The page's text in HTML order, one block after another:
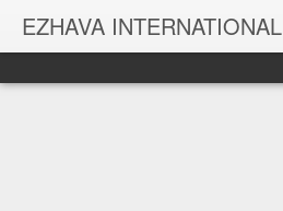
EZHAVA INTERNATIONAL